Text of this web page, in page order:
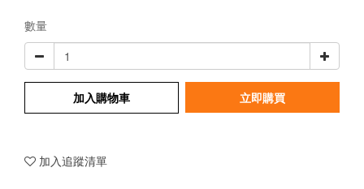
數量
加入購物車 立即購買
加入追蹤清單